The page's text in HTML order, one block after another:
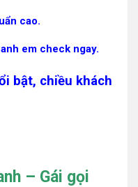
cao.
em check ngay.
bật, chiều khách
– Gái gọi